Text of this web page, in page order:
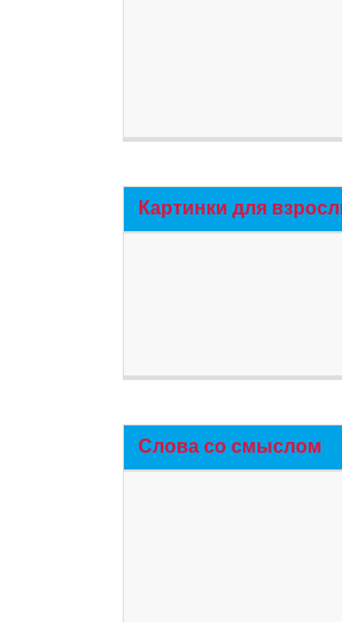
Картинки для
Слова со смыслом